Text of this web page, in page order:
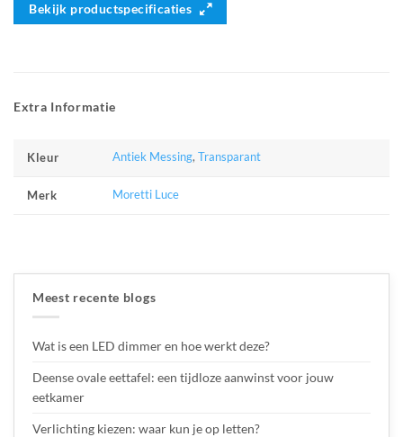
Bekijk productspecificaties
Extra Informatie
Kleur Antiek Messing,Transparant
Merk Moretti Luce
Meest recente blogs
Wat is een LED dimmer en hoe werkt deze?
Deense ovale eettafel: een tijdloze aanwinst voor jouw
eetkamer
Verlichting kiezen: waar kun je op letten?